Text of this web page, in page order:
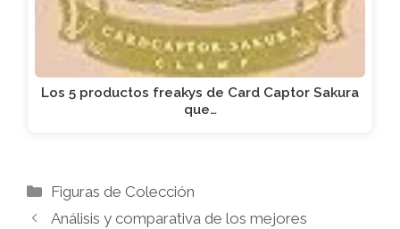
Los 5 productos freakys de Card Captor Sakura
que…
Categorías
Figuras de Colección
Análisis y comparativa de los mejores